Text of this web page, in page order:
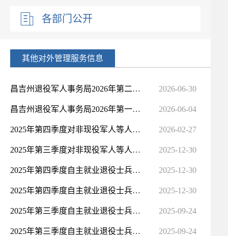
各部门公开
其他对外管理服务信息
昌吉州退役军人事务局2026年第二季度其他对外管理服务办理结果公示 2026-06-30
昌吉州退役军人事务局2026年第一季度其他对外管理服务办理结果公示 2026-06-04
2025年第四季度对非现役军人等人员残疾等级的认定和评定情况 2026-02-27
2025年第三季度对非现役军人等人员残疾等级的认定和评定情况 2025-12-30
2025年第四季度自主就业退役士兵一次性经济补助发放情况 2025-12-30
2025年第四季度自主就业退役士兵就业创业扶持情况 2025-12-30
2025年第三季度自主就业退役士兵职业教育和技能培训情况 2025-09-24
2025年第三季度自主就业退役士兵就业创业扶持情况 2025-09-24